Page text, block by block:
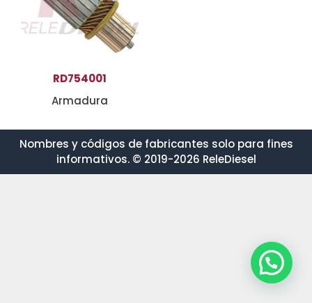
RD754001
Armadura
Nombres y códigos de fabricantes solo para fines
informativos. © 2019-2026 ReleDiesel